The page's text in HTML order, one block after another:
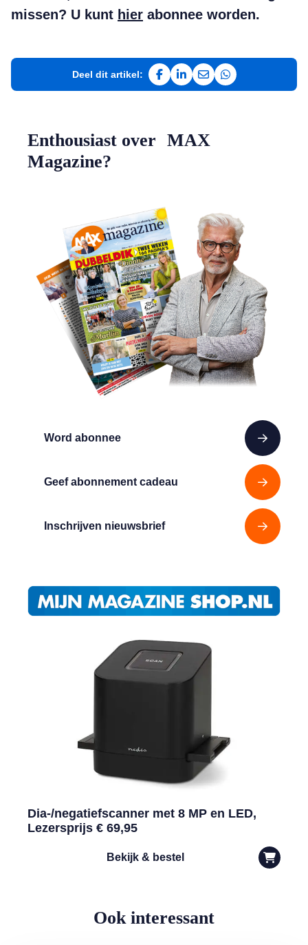
missen? U kunt hier abonnee worden.
Deel dit artikel:
Deel op Facebook
Deel op LinkedIn
Deel via e-mail
Deel via
Word abonnee
Geef abonnement cadeau
Inschrijven nieuwsbrief
Enthousiast over MAX
Magazine?
Dia-/negatiefscanner met 8 MP en LED,
Lezersprijs € 69,95
Bekijk & bestel
Ook interessant